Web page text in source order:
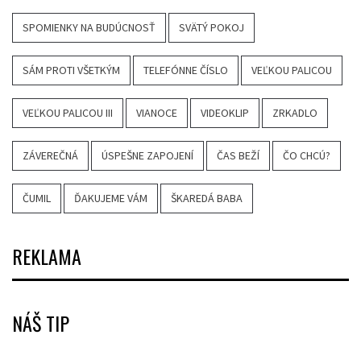
SPOMIENKY NA BUDÚCNOSŤ SVÄTÝ POKOJ
SÁM PROTI VŠETKÝM TELEFÓNNE ČÍSLO VEĽKOU PALICOU
VEĽKOU PALICOU III VIANOCE VIDEOKLIP ZRKADLO
ZÁVEREČNÁ ÚSPEŠNE ZAPOJENÍ ČAS BEŽÍ ČO CHCÚ?
ČUMIL ĎAKUJEME VÁM ŠKAREDÁ BABA
REKLAMA
NÁŠ TIP